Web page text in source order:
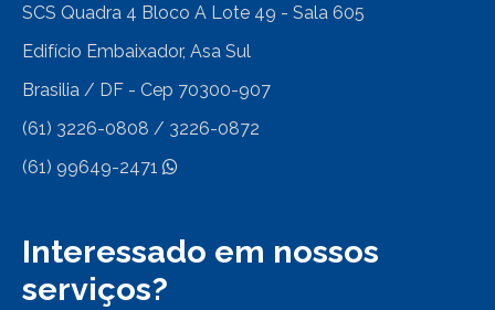
SCS Quadra 4 Bloco A Lote 49 - Sala 605
Edifício Embaixador, Asa Sul
Brasilia / DF - Cep 70300-907
(61) 3226-0808 / 3226-0872
(61) 99649-2471
Interessado em nossos
serviços?